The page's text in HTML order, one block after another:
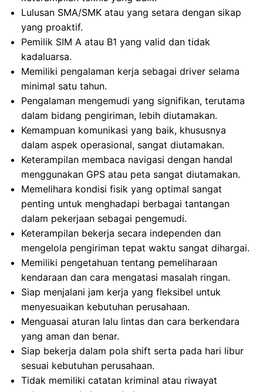
Lulusan SMA/SMK atau yang setara dengan sikap
yang proaktif.
Pemilik SIM A atau B1 yang valid dan tidak
kadaluarsa.
Memiliki pengalaman kerja sebagai driver selama
minimal satu tahun.
Pengalaman mengemudi yang signifikan, terutama
dalam bidang pengiriman, lebih diutamakan.
Kemampuan komunikasi yang baik, khususnya
dalam aspek operasional, sangat diutamakan.
Keterampilan membaca navigasi dengan handal
menggunakan GPS atau peta sangat diutamakan.
Memelihara kondisi fisik yang optimal sangat
penting untuk menghadapi berbagai tantangan
dalam pekerjaan sebagai pengemudi.
Keterampilan bekerja secara independen dan
mengelola pengiriman tepat waktu sangat dihargai.
Memiliki pengetahuan tentang pemeliharaan
kendaraan dan cara mengatasi masalah ringan.
Siap menjalani jam kerja yang fleksibel untuk
menyesuaikan kebutuhan perusahaan.
Menguasai aturan lalu lintas dan cara berkendara
yang aman dan benar.
Siap bekerja dalam pola shift serta pada hari libur
sesuai kebutuhan perusahaan.
Tidak memiliki catatan kriminal atau riwayat